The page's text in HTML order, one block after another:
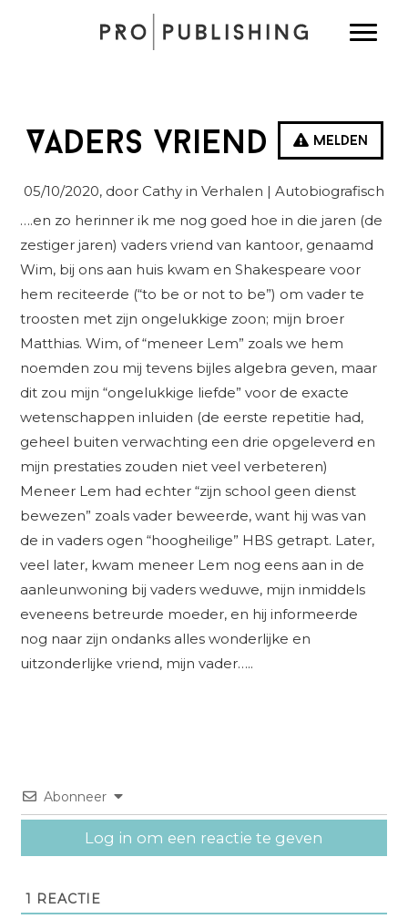
Melden
Vaders vriend
05/10/2020, door Cathy in Verhalen | Autobiografisch
….en zo herinner ik me nog goed hoe in die jaren (de
zestiger jaren) vaders vriend van kantoor, genaamd
Wim, bij ons aan huis kwam en Shakespeare voor
hem reciteerde (“to be or not to be”) om vader te
troosten met zijn ongelukkige zoon; mijn broer
Matthias. Wim, of “meneer Lem” zoals we hem
noemden zou mij tevens bijles algebra geven, maar
dit zou mijn “ongelukkige liefde” voor de exacte
wetenschappen inluiden (de eerste repetitie had,
geheel buiten verwachting een drie opgeleverd en
mijn prestaties zouden niet veel verbeteren)
Meneer Lem had echter “zijn school geen dienst
bewezen” zoals vader beweerde, want hij was van
de in vaders ogen “hoogheilige” HBS getrapt. Later,
veel later, kwam meneer Lem nog eens aan in de
aanleunwoning bij vaders weduwe, mijn inmiddels
eveneens betreurde moeder, en hij informeerde
nog naar zijn ondanks alles wonderlijke en
uitzonderlijke vriend, mijn vader…..
Abonneer
Log in om een reactie te geven
1 REACTIE